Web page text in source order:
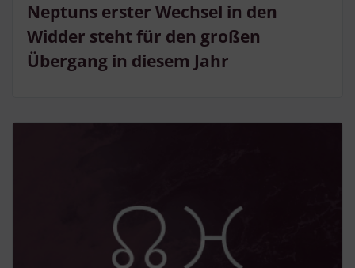
Neptuns erster Wechsel in den
Widder steht für den großen
Übergang in diesem Jahr